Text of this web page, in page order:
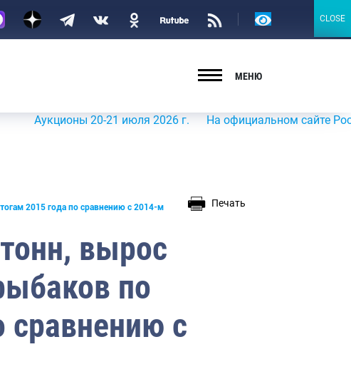
Версия
МЕНЮ
20-21 июля 2026 г. На официальном сайте
2015 года по сравнению с 2014-м
Печать
вырос
по
сравнению с
CLOSE
CLOSE